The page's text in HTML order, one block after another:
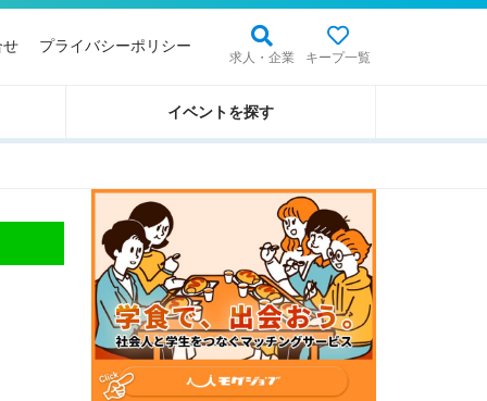
求人・企業 キープ一覧
せ プライバシーポリシー
イベントを探す